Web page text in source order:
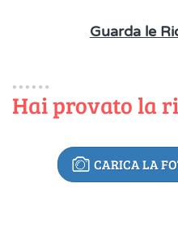
Guarda le
Hai provato la
CARICA LA